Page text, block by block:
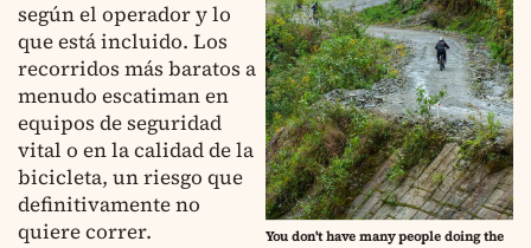
según el operador y lo
que está incluido. Los
recorridos más baratos a
menudo escatiman en
equipos de seguridad
vital o en la calidad de la
bicicleta, un riesgo que
definitivamente no
quiere correr.
You don't have many people doing the